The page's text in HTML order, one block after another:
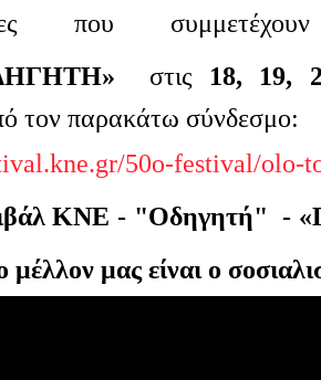
που
στις 18, 19,
τον παρακάτω σύνδεσμο:
50o-festival/olo-
ΚΝΕ - "Οδηγητή" -
μας είναι ο